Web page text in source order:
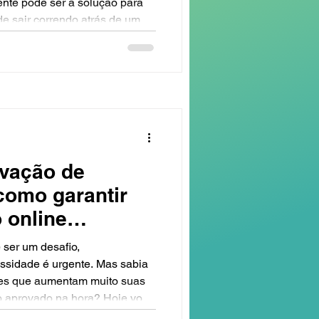
sair correndo atrás de um
e como escolher a
de
garantir
online
um desafio,
é urgente. Mas sabia
que aumentam muito suas
na hora? Hoje vou